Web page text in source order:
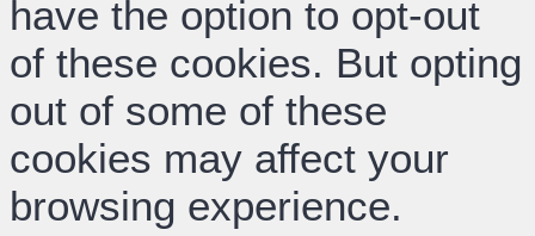
have the option to opt-out
of these cookies. But opting
out of some of these
cookies may affect your
browsing experience.